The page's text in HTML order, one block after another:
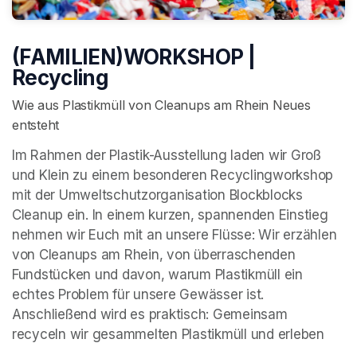
(FAMILIEN)WORKSHOP |
Recycling
Wie aus Plastikmüll von Cleanups am Rhein Neues
entsteht
Im Rahmen der Plastik-Ausstellung laden wir Groß
und Klein zu einem besonderen Recyclingworkshop
mit der Umweltschutzorganisation Blockblocks
Cleanup ein. In einem kurzen, spannenden Einstieg
nehmen wir Euch mit an unsere Flüsse: Wir erzählen
von Cleanups am Rhein, von überraschenden
Fundstücken und davon, warum Plastikmüll ein
echtes Problem für unsere Gewässer ist.
Anschließend wird es praktisch: Gemeinsam
recyceln wir gesammelten Plastikmüll und erleben